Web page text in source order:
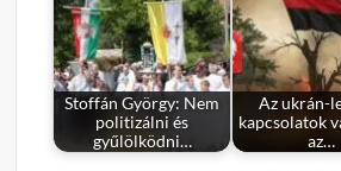
Stoffán György: Nem
politizálni és
gyűlölködni…
Az ukrán-
kapcsolatok
az…